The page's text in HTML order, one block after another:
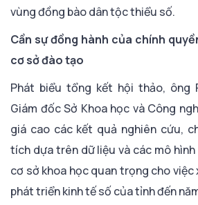
vùng đồng bào dân tộc thiểu số.
Cần sự đồng hành của chính
cơ sở đào tạo
Phát biểu tổng kết hội thảo, ông
Giám đốc Sở Khoa học và Công
giá cao các kết quả nghiên cứu,
tích dựa trên dữ liệu và các mô
cơ sở khoa học quan trọng cho
phát triển kinh tế số của tỉnh đến